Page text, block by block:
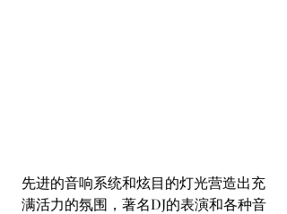
先进的音响系统和炫目的灯光营造出充
满活力的氛围，著名DJ的表演和各种音